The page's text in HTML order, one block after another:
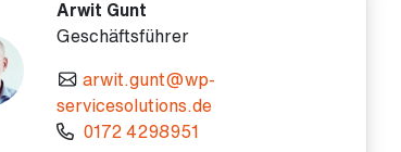
Arwit Gunt
Geschäftsführer
arwit.gunt@wp-
servicesolutions.de
0172 4298951